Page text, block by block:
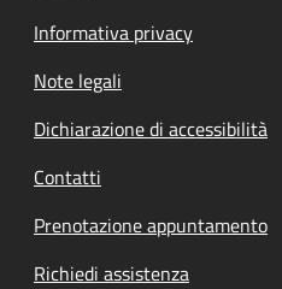
Informativa privacy
Note legali
Dichiarazione di accessibilità
Contatti
Prenotazione appuntamento
Richiedi assistenza